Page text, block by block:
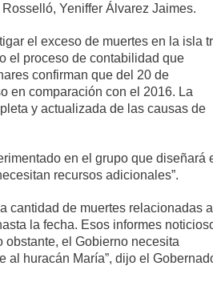
Yeniffer Álvarez Jaimes.
el exceso de muertes en la isla
el proceso de contabilidad que
confirman que del 20 de
en comparación con el 2016. La
y actualizada de las causas de
en el grupo que diseñará
recursos adicionales”.
cantidad de muertes relacionadas al
la fecha. Esos informes
el Gobierno necesita
huracán María”, dijo el